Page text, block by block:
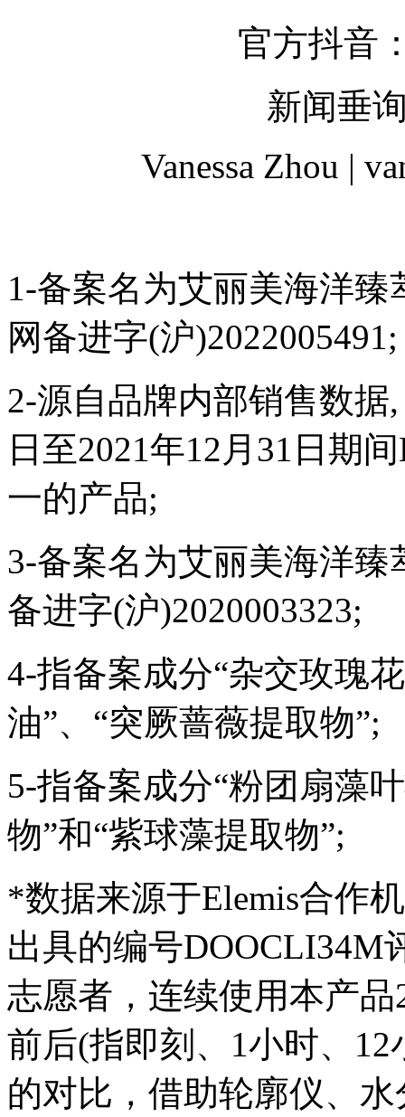
官方抖音
新闻垂
Vanessa Zhou |
1-备案名为艾丽美海洋
网备进字(沪)2022005491;
2-源自品牌内部销售数据
日至2021年12月31日期
一的产品;
3-备案名为艾丽美海洋
备进字(沪)2020003323;
4-指备案成分“杂交玫瑰
油”、“突厥蔷薇提取物”;
5-指备案成分“粉团扇藻
物”和“紫球藻提取物”;
*数据来源于Elemis合作
出具的编号DOOCLI34M
志愿者，连续使用本产
前后(指即刻、1小时、
的对比，借助轮廓仪、